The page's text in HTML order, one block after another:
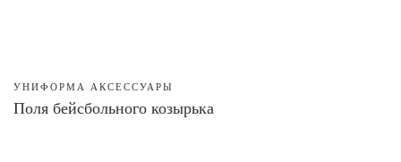
УНИФОРМА АКСЕССУАРЫ
Поля бейсбольного козырька